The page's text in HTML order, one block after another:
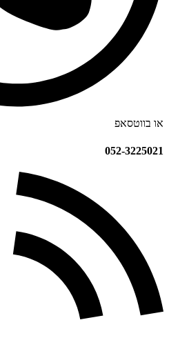
או בווטסאפ
052-3225021